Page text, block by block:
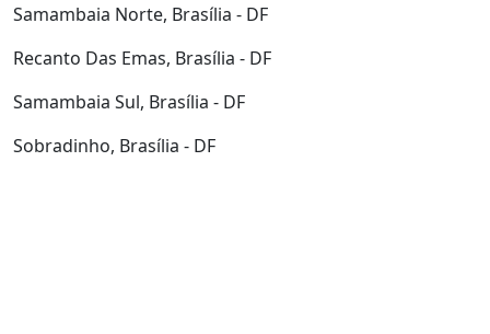
Samambaia Norte, Brasília - DF
Recanto Das Emas, Brasília - DF
Samambaia Sul, Brasília - DF
Sobradinho, Brasília - DF